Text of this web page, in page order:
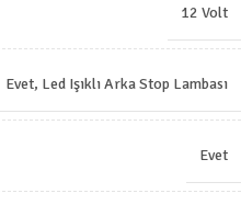
12 Volt
Evet, Led Işıklı Arka Stop Lambası
Evet